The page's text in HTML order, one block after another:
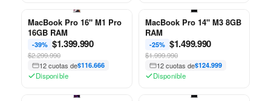
MacBook Pro 16" M1 Pro
16GB RAM
-39% $1.399.990
$2.299.990
12 cuotas de$116.666
Disponible
MacBook Pro 14" M3 8GB
RAM
-25% $1.499.990
$1.999.990
12 cuotas de$124.999
Disponible